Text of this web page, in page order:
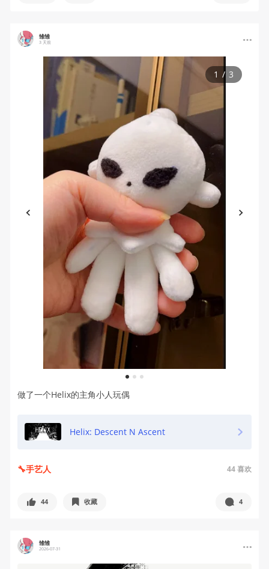
雏雏
3 天前
1 2 3
1 / 3
做了一个Helix的主角小人玩偶
Helix: Descent N Ascent
🔧手艺人 44喜欢
44 收藏 4
雏雏
2026-07-31